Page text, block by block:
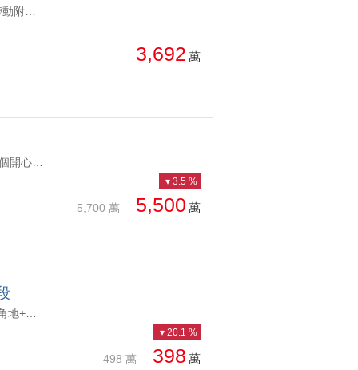
每坪單價: 低 → 高
土地坪數: 大 → 小
3,692 萬
5,700 萬 5,500 萬
3.5 %
498 萬 398 萬
20.1 %